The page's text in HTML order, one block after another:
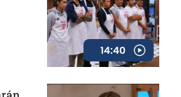
14:40